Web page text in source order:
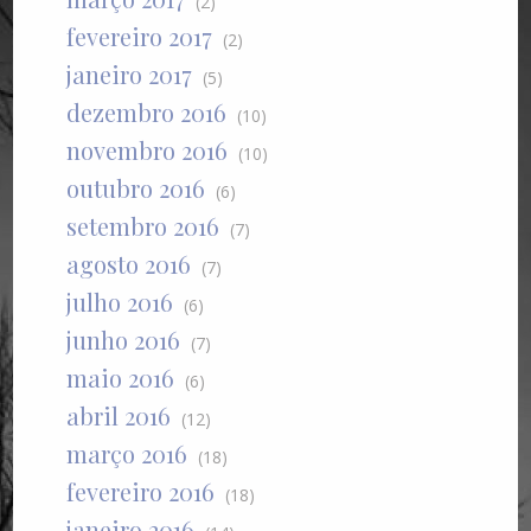
fevereiro 2017 (2)
janeiro 2017 (5)
dezembro 2016 (10)
novembro 2016 (10)
outubro 2016 (6)
setembro 2016 (7)
agosto 2016 (7)
julho 2016 (6)
junho 2016 (7)
maio 2016 (6)
abril 2016 (12)
março 2016 (18)
fevereiro 2016 (18)